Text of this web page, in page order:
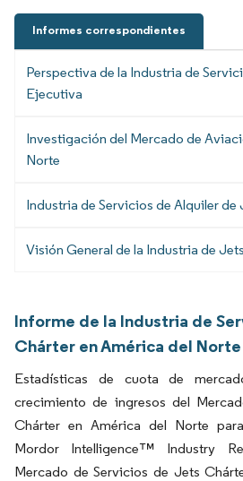
Informes correspondientes
Perspectiva de la Industria de
Ejecutiva
Investigación del Mercado de
Norte
Industria de Servicios de Alquiler de
Visión General de la Industria de
Informe de la Industria de
Chárter en América del Norte
Estadísticas de cuota de
crecimiento de ingresos del
Chárter en América del Norte
Mordor Intelligence™ Industry
Mercado de Servicios de Jets